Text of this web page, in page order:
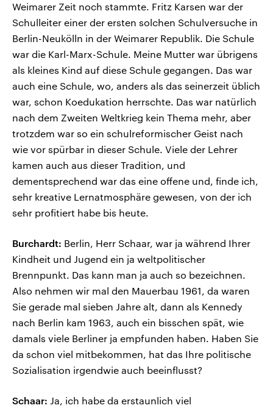
Weimarer Zeit noch stammte. Fritz Karsen war der
Schulleiter einer der ersten solchen Schulversuche in
Berlin-Neukölln in der Weimarer Republik. Die Schule
war die Karl-Marx-Schule. Meine Mutter war übrigens
als kleines Kind auf diese Schule gegangen. Das war
auch eine Schule, wo, anders als das seinerzeit üblich
war, schon Koedukation herrschte. Das war natürlich
nach dem Zweiten Weltkrieg kein Thema mehr, aber
trotzdem war so ein schulreformischer Geist nach
wie vor spürbar in dieser Schule. Viele der Lehrer
kamen auch aus dieser Tradition, und
dementsprechend war das eine offene und, finde ich,
sehr kreative Lernatmosphäre gewesen, von der ich
sehr profitiert habe bis heute.
Burchardt: Berlin, Herr Schaar, war ja während Ihrer
Kindheit und Jugend ein ja weltpolitischer
Brennpunkt. Das kann man ja auch so bezeichnen.
Also nehmen wir mal den Mauerbau 1961, da waren
Sie gerade mal sieben Jahre alt, dann als Kennedy
nach Berlin kam 1963, auch ein bisschen spät, wie
damals viele Berliner ja empfunden haben. Haben Sie
da schon viel mitbekommen, hat das Ihre politische
Sozialisation irgendwie auch beeinflusst?
Schaar: Ja, ich habe da erstaunlich viel